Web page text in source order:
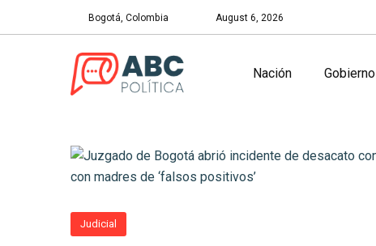
Bogotá, Colombia August 6, 2026
Nación Gobierno
Judicial